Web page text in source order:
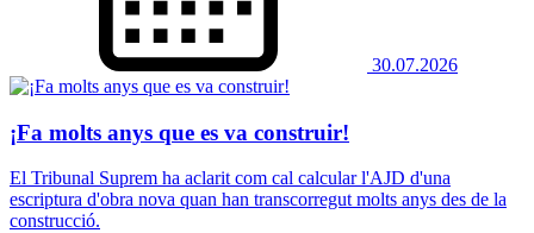
30.07.2026
¡Fa molts anys que es va construir!
El Tribunal Suprem ha aclarit com cal calcular l'AJD d'una
escriptura d'obra nova quan han transcorregut molts anys des de la
construcció.